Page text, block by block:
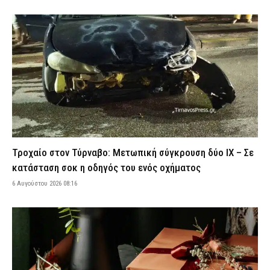
Σαμοθράκη: Συνελήφθη 27χρονος Βούλγαρος – Εντοπίστηκαν
κάνναβη και ψυχοτρόπα μανιτάρια στην κατοχή του (εικόνα)
ΑΣΤΥΝΟΜΙΑ 5 Αυγούστου 2026 23:43
Ρέθυμνο: Φωτιά που ξεκίνησε από σταθμευμένο όχημα
κατέστρεψε τρία αυτοκίνητα – Εξετάζεται βραχυκύκλωμα
ΕΙΔΗΣΕΙΣ 5 Αυγούστου 2026 23:29
Σύμη: Σε Γερμανό τουρίστα που είχε χαθεί με άλλους επτά
ανήκει η σορός που εντοπίστηκε
Βόλος: Φωτιά ξέσπασε στα Αϊβαλιώτικα – Ισχυρές
πυροσβεστικές δυνάμεις επιχειρούν στο σημείο
ΕΙΔΗΣΕΙΣ 5 Αυγούστου 2026 23:00
Σοκαριστικό βίντεο από την Ταϊλάνδη: Κεραυνός σκότωσε
24χρονο ποδοσφαιριστή κατά τη διάρκεια αγώνα
5 Αυγούστου 2026 22:53
Ψάθα: Αυτός είναι ο Έλληνας χειριστής που σκοτώθηκε από τη
Τροχαίο στον Τύρναβο: Μετωπική σύγκρουση δύο ΙΧ – Σε
κατάσταση σοκ η οδηγός του ενός οχήματος
6 Αυγούστου 2026 08:16